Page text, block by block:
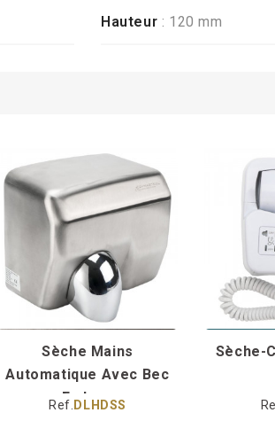
Hauteur : 120 mm
Sèche Mains
Automatique Avec Bec
En Inox
Ref. DLHDSS
Sèche-